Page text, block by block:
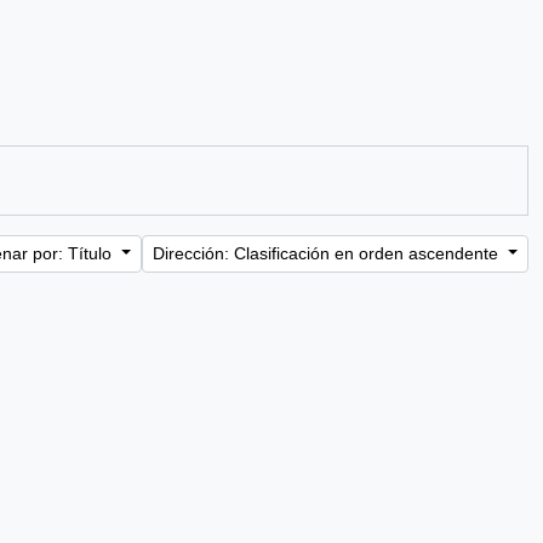
por: Título Dirección: Clasificación en orden ascendente